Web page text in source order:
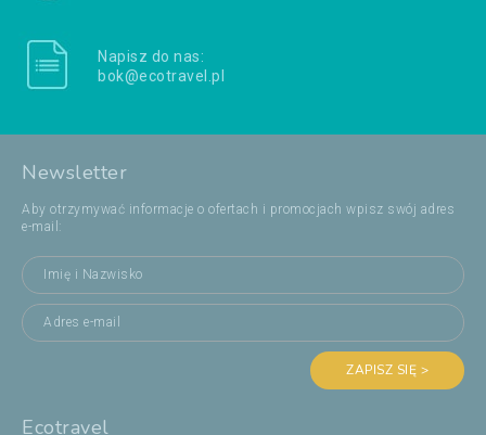
Napisz do nas:
bok@ecotravel.pl
Newsletter
Aby otrzymywać informacje o ofertach i promocjach wpisz swój adres
e-mail:
ZAPISZ SIĘ >
Ecotravel